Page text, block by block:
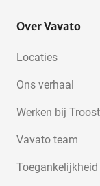
Over Vavato
Locaties
Ons verhaal
Werken bij
Vavato team
Toegankelijkheid